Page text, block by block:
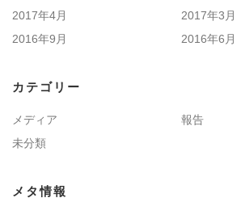
2017年4月
2017年3月
2016年9月
2016年6月
カテゴリー
メディア
報告
未分類
メタ情報